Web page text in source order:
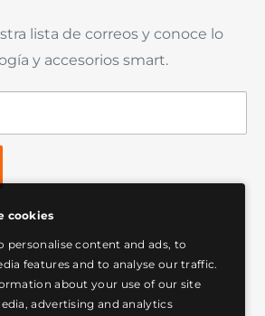
(FAQ)
lista de correos y conoce lo
y accesorios smart.
cookies
personalise content and ads, to
features and to analyse our traffic.
about your use of our site
advertising and analytics